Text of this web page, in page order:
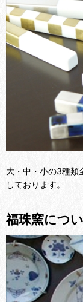
大・中・小の3種類
しております。
福珠窯につ